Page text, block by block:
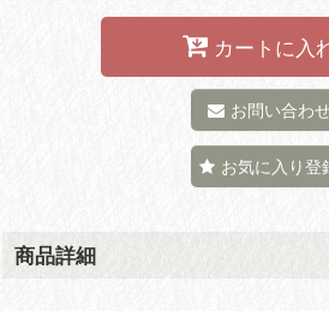
カートに入
お問い合わ
お気に入り登
商品詳細